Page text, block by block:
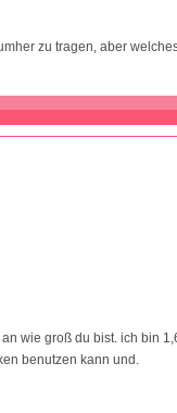
zu tragen, aber
wie groß du bist. ich bin
benutzen kann und.